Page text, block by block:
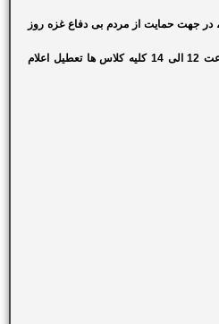
علوم ، در جهت حمایت از مردم بی دفاع غزه روز
یکشنبه مورخ 1403/02/09 از ساعت 12 الی 14 کلیه کلاس ها تعطیل اعلام